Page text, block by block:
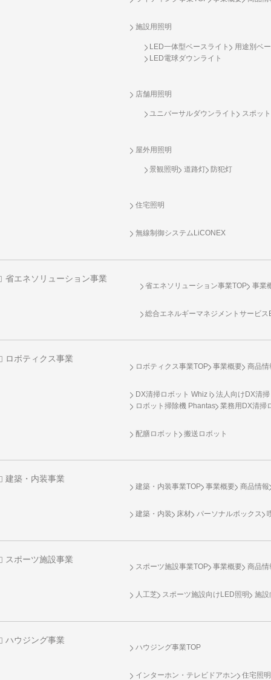
施設用照明
LED一体型ベースライト
用途別ベ
LED電球ダウンライト
店舗用照明
ユニバーサルダウンライト スポッ
屋外用照明
景観照明 道路灯 防犯灯
住宅照明
無線制御システム LiCONEX
省エネソリューション事業
省エネソリューション事業TOP 事業
総合エネルギーマネジメントサービ
ロボティクス事業
ロボティクス事業TOP 事業概要 商品情
DX清掃ロボット Whiz i
法人向けDX清
ロボット掃除機 Phantas
業務用DX清掃
配膳ロボット 搬送ロボット
建築・内装事業
建築・内装事業TOP 事業概要 商品情報
建築・内装 床材 パーソナルボックス
スポーツ施設事業
スポーツ施設事業TOP 事業概要 商品情
人工芝 スポーツ施設向け LED照明 施設
ハウジング事業
ハウジング事業TOP
インターホン・テレビドアホン 住宅照明